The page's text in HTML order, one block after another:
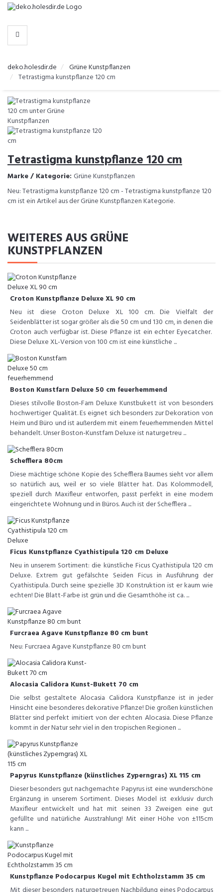
-
KATEGORIEN
deko.holesdir.de
Grüne Kunstpflanzen
Tetrastigma kunstpflanze 120 cm
Tetrastigma kunstpflanze 120 cm
Marke / Kategorie: Grüne Kunstpflanzen
Neu: Tetrastigma kunstpflanze 120 cm - Tetrastigma kunstpflanze 120
cm ist ein Artikel aus der Grüne Kunstpflanzen Kategorie.
WEITERES AUS GRÜNE
KUNSTPFLANZEN
Croton Kunstpflanze Deluxe XL 90 cm
Neu ist diese Croton Deluxe XL 100 cm. Die Vielfalt der
Seidenblätter ist sogar größer als die 50 cm und 130 cm, in denen die
Croton auch verfügbar ist. Diese Pflanze ist ein echter Eyecatcher.
Diese Deluxe XL-Version von 100 cm ist eine künstliche ...
Boston Kunstfarn Deluxe 50 cm feuerhemmend
Dieses stilvolle Boston-Farn Deluxe Kunstbukett ist von besonders
hochwertiger Qualität. Es eignet sich besonders zur Dekoration von
Heim und Büro und ist außerdem mit einem feuerhemmenden Mittel
behandelt. Unser Boston-Kunstfarn Deluxe ist naturgetreu ...
Schefflera 80cm
Diese mächtige schöne Kopie des Schefflera Baumes sieht vor allem
so natürlich aus, weil er so viele Blätter hat. Das Kolommodell,
speziell durch Maxifleur entworfen, passt perfekt in eine modern
eingerichtete Wohnung und in Büros. Auch ist der Schefflera ...
Ficus Kunstpflanze Cyathistipula 120 cm Deluxe
Neu in unserem Sortiment: die künstliche Ficus Cyathistipula 120 cm
Deluxe. Extrem gut gefälschte Seiden Ficus in Ausführung der
Cyathistipula. Durch seine spezielle 3D Konstruktion ist er kaum wie
echten! Die Blatt-Farbe ist grün und die Gesamthöhe ist ca. ...
Furcraea Agave Kunstpflanze 80 cm bunt
Neu: Furcraea Agave Kunstpflanze 80 cm bunt
Alocasia Calidora Kunst-Bukett 70 cm
Die selbst gestaltete Alocasia Calidora Kunstpflanze ist in jeder
Hinsicht eine besonderes dekorative Pflanze! Die großen künstlichen
Blätter sind perfekt imitiert von der echten Alocasia. Diese Pflanze
kommt in der Natur sehr viel in den tropischen Regionen ...
Papyrus Kunstpflanze (künstliches Zyperngras) XL 115 cm
Dieser besonders gut nachgemachte Papyrus ist eine wunderschöne
Ergänzung in unserem Sortiment. Dieses Model ist exklusiv durch
Maxifleur entwickelt und hat mit seinen 33 Zweigen eine gut
gefüllte und natürliche Ausstrahlung! Mit einer Höhe von ±115cm
kann ...
Kunstpflanze Podocarpus Kugel mit Echtholzstamm 35 cm